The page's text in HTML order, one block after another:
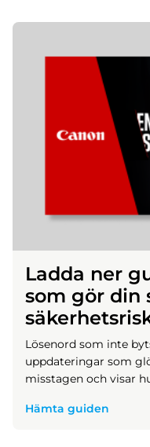
Ladda ner
som gör din
Lösenord som inte
uppdateringar som
misstagen och visar
Hämta guiden